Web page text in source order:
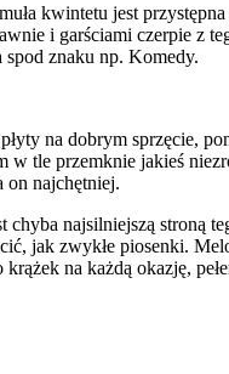
kwintetu jest
i garściami czerpie z
znaku np. Komedy.
na dobrym sprzęcie,
tle przemknie jakieś
najchętniej.
chyba najsilniejszą stroną
jak zwykłe piosenki.
na każdą okazję,